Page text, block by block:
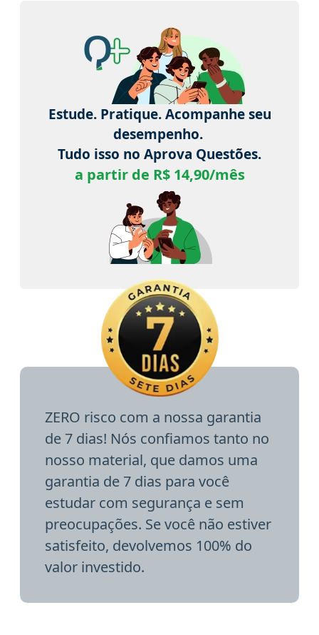
Estude. Pratique. Acompanhe seu
desempenho.
Tudo isso no Aprova Questões.
a partir de R$ 14,90/mês
ZERO risco com a nossa garantia
de 7 dias! Nós confiamos tanto no
nosso material, que damos uma
garantia de 7 dias para você
estudar com segurança e sem
preocupações. Se você não estiver
satisfeito, devolvemos 100% do
valor investido.